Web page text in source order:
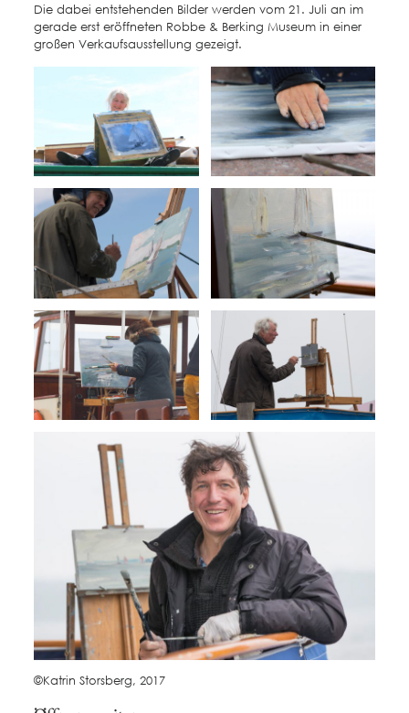
Die dabei entstehenden Bilder werden vom 21. Juli an im
gerade erst eröffneten Robbe & Berking Museum in einer
großen Verkaufsausstellung gezeigt.
©Katrin Storsberg, 2017